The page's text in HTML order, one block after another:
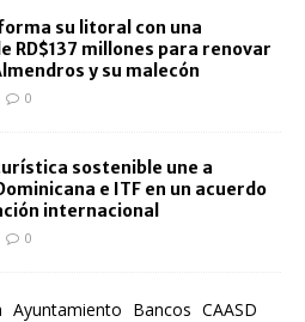
su litoral con una
RD$137 millones para renovar
y su malecón
0
sostenible une a
e ITF en un acuerdo
internacional
0
Ayuntamiento Bancos CAASD